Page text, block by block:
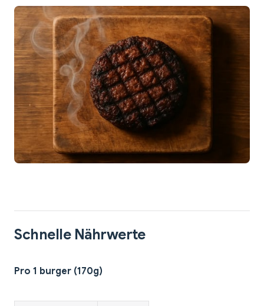
Schnelle Nährwerte
Pro 1 burger (170g)